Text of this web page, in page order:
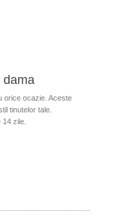
dama
orice ocazie. Aceste
tinutelor tale.
zile.